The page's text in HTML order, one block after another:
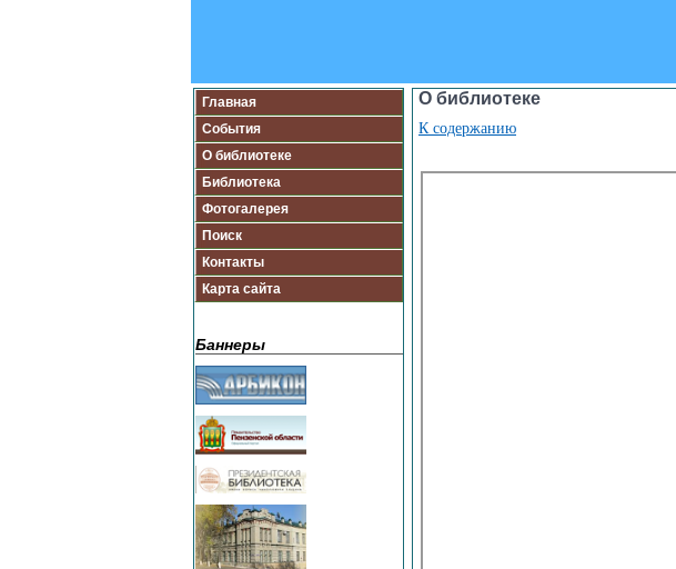
Главная
События
О библиотеке
Библиотека
Фотогалерея
Поиск
Контакты
Карта сайта
Баннеры
О библиотеке
К содержанию